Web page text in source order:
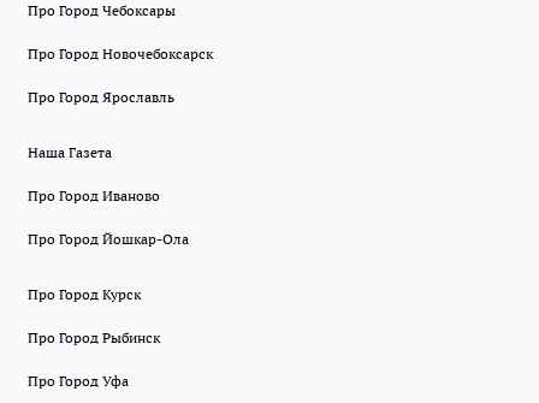
Про Город Чебоксары
Про Город Новочебоксарск
Про Город Ярославль
Наша Газета
Про Город Иваново
Про Город Йошкар-Ола
Про Город Курск
Про Город Рыбинск
Про Город Уфа